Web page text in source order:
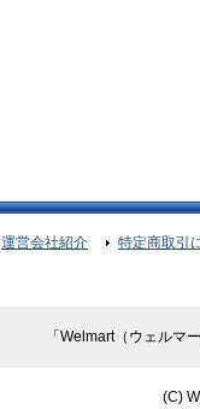
運営会社紹介 特定商取引
「Welmart（ウェルマ
(C)